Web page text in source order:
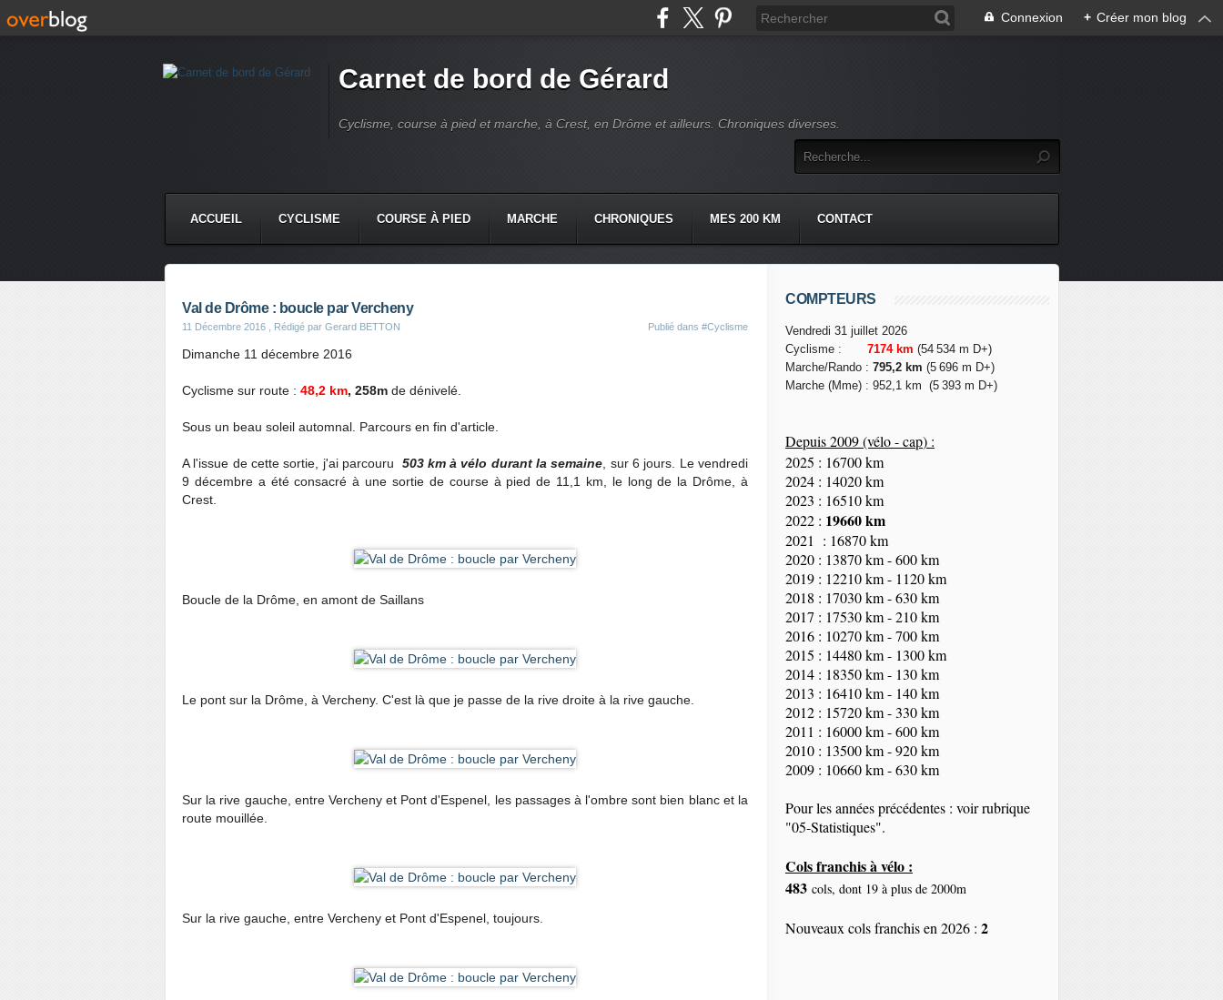
Connexion + Créer mon blog
Carnet de bord de Gérard
Cyclisme, course à pied et marche, à Crest, en Drôme et ailleurs. Chroniques diverses.
ACCUEIL CYCLISME COURSE À PIED MARCHE CHRONIQUES MES 200 KM CONTACT
Val de Drôme : boucle par Vercheny
11 Décembre 2016 , Rédigé par Gerard BETTON Publié dans #Cyclisme
Dimanche 11 décembre 2016
Cyclisme sur route : 48,2 km, 258m de dénivelé.
Sous un beau soleil automnal. Parcours en fin d'article.
A l'issue de cette sortie, j'ai parcouru 503 km à vélo durant la semaine , sur 6 jours. Le vendredi
9 décembre a été consacré à une sortie de course à pied de 11,1 km, le long de la Drôme, à
Crest.
Boucle de la Drôme, en amont de Saillans
Le pont sur la Drôme, à Vercheny. C'est là que je passe de la rive droite à la rive gauche.
Sur la rive gauche, entre Vercheny et Pont d'Espenel, les passages à l'ombre sont bien blanc et la
route mouillée.
Sur la rive gauche, entre Vercheny et Pont d'Espenel, toujours.
COMPTEURS
Vendredi 31 juillet 2026
Cyclisme : 7174 km (54 534 m D+)
Marche/Rando : 795,2 km (5 696 m D+)
Marche (Mme) : 952,1 km (5 393 m D+)
Depuis 2009 (vélo - cap) :
2025 : 16700 km
2024 : 14020 km
2023 : 16510 km
2022 : 19660 km
2021 : 16870 km
2020 : 13870 km - 600 km
2019 : 12210 km - 1120 km
2018 : 17030 km - 630 km
2017 : 17530 km - 210 km
2016 : 10270 km - 700 km
2015 : 14480 km - 1300 km
2014 : 18350km- 130 km
2013 : 16410 km - 140 km
2012 : 15720 km - 330 km
2011 : 16000 km - 600 km
2010 : 13500 km - 920 km
2009 : 10660 km - 630 km
Pour les années précédentes : voir rubrique
"05-Statistiques".
Cols franchis à vélo :
483 cols, dont 19 à plus de 2000m
Nouveaux cols franchis en 2026 : 2